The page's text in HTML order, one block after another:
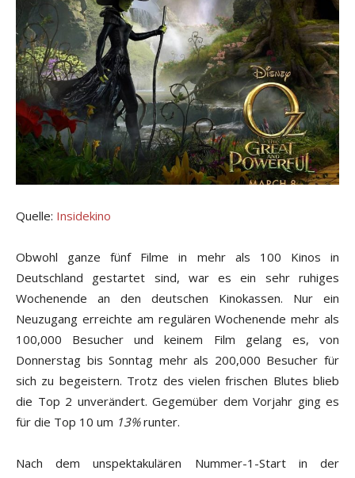
Quelle: Insidekino
Obwohl ganze fünf Filme in mehr als 100 Kinos in
Deutschland gestartet sind, war es ein sehr ruhiges
Wochenende an den deutschen Kinokassen. Nur ein
Neuzugang erreichte am regulären Wochenende mehr als
100,000 Besucher und keinem Film gelang es, von
Donnerstag bis Sonntag mehr als 200,000 Besucher für
sich zu begeistern. Trotz des vielen frischen Blutes blieb
die Top 2 unverändert. Gegemüber dem Vorjahr ging es
für die Top 10 um 13%runter.
Nach dem unspektakulären Nummer-1-Start in der